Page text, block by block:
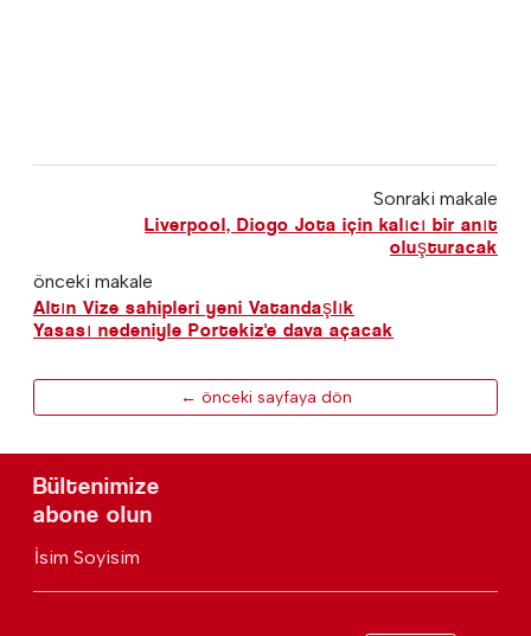
Sonraki makale
Liverpool, Diogo Jota için kalıcı bir anıt
oluşturacak
önceki makale
Altın Vize sahipleri yeni Vatandaşlık
Yasası nedeniyle Portekiz'e dava açacak
← önceki sayfaya dön
Bültenimize
abone olun
İsim Soyisim